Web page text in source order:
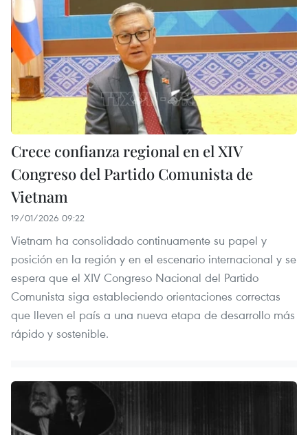
Crece confianza regional en el XIV
Congreso del Partido Comunista de
Vietnam
19/01/2026 09:22
Vietnam ha consolidado continuamente su papel y
posición en la región y en el escenario internacional y se
espera que el XIV Congreso Nacional del Partido
Comunista siga estableciendo orientaciones correctas
que lleven el país a una nueva etapa de desarrollo más
rápido y sostenible.